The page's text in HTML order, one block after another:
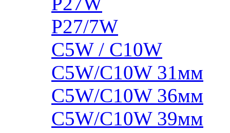
P27/7W
C5W / C10W
C5W/C10W 31мм
C5W/C10W 36мм
C5W/C10W 39мм